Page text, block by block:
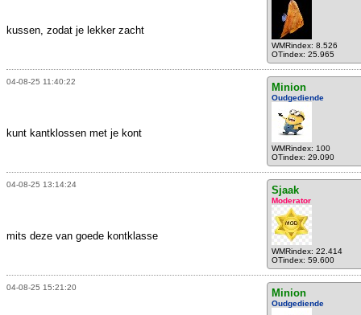
WMRindex: 8.526
OTindex: 25.965
kussen, zodat je lekker zacht
04-08-25 11:40:22 Minion
Oudgediende
WMRindex: 100
OTindex: 29.090
kunt kantklossen met je kont
04-08-25 13:14:24 Sjaak
Moderator
WMRindex: 22.414
OTindex: 59.600
mits deze van goede kontklasse
04-08-25 15:21:20 Minion
Oudgediende